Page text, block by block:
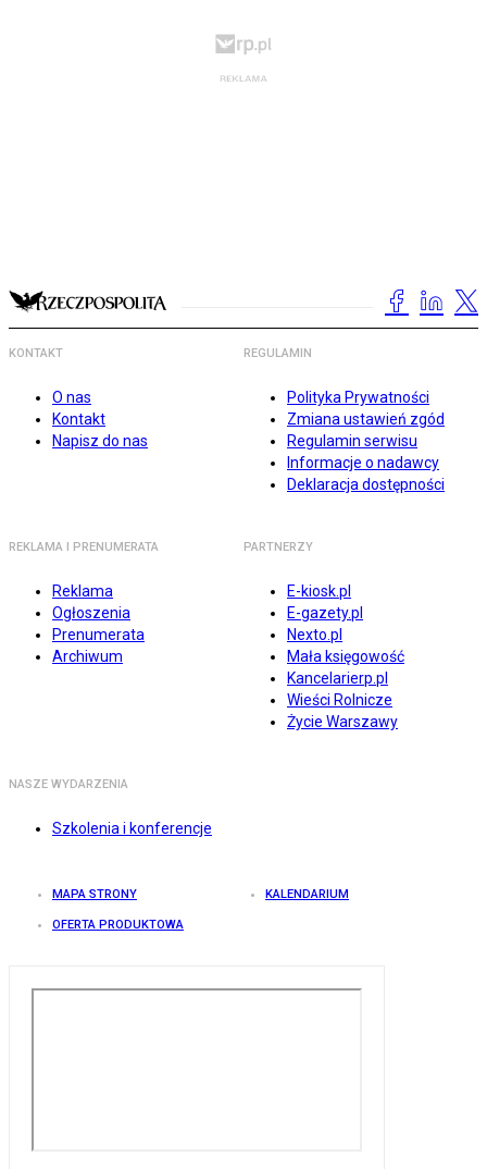
KONTAKT
O nas
Kontakt
Napisz do nas
REGULAMIN
Polityka Prywatności
Zmiana ustawień zgód
Regulamin serwisu
Informacje o nadawcy
Deklaracja dostępności
REKLAMA I PRENUMERATA
Reklama
Ogłoszenia
Prenumerata
Archiwum
PARTNERZY
E-kiosk.pl
E-gazety.pl
Nexto.pl
Mała księgowość
Kancelarierp.pl
Wieści Rolnicze
Życie Warszawy
NASZE WYDARZENIA
Szkolenia i konferencje
MAPA STRONY KALENDARIUM
OFERTA PRODUKTOWA